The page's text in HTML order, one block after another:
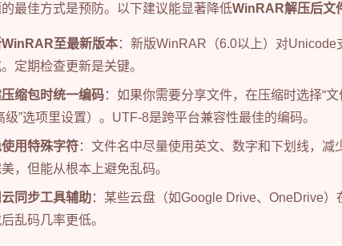
最佳方式是预防。以下建议能显著降低WinRAR解压后文
WinRAR至最新版本：新版WinRAR（6.0以上）对
定期检查更新是关键。
缩包时统一编码：如果你需要分享文件，在压缩时选择“
级”选项里设置）。UTF-8是跨平台兼容性最佳的编码。
用特殊字符：文件名中尽量使用英文、数字和下划线，减
，但能从根本上避免乱码。
同步工具辅助：某些云盘（如Google Drive、OneDrive）
乱码几率更低。